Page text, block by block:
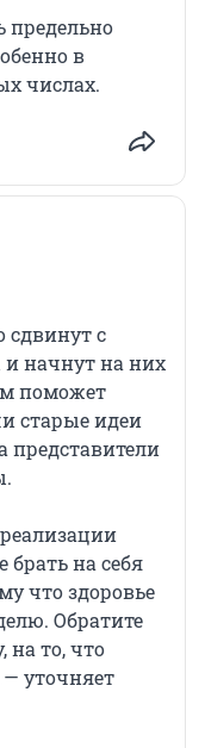
предельно
в
числах.
сдвинут с
начнут на них
поможет
старые идеи
представители
брать на себя
что здоровье
Обратите
на то, что
уточняет